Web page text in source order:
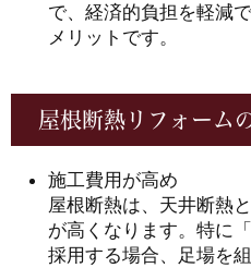
で、経済的負担を軽減
メリットです。
屋根断熱リフォーム
施工費用が高め
屋根断熱は、天井断熱
が高くなります。特に
採用する場合、足場を